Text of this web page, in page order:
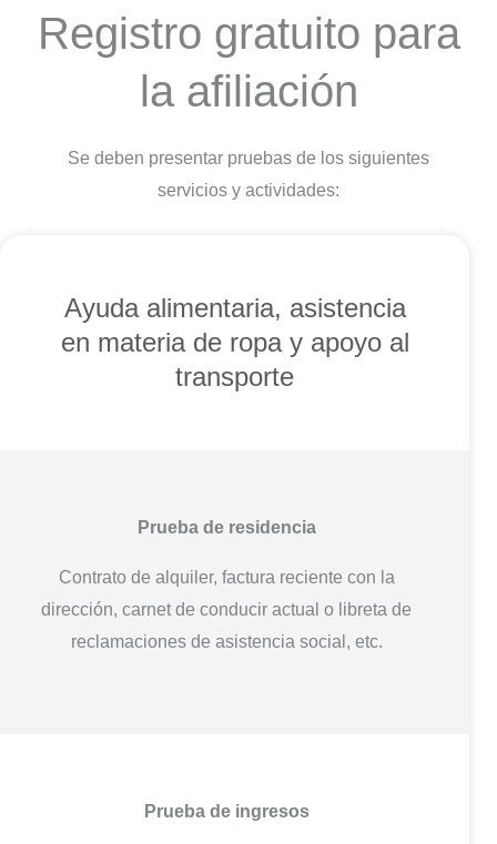
Registro gratuito para
la afiliación
Se deben presentar pruebas de los siguientes
servicios y actividades:
Ayuda alimentaria, asistencia
en materia de ropa y apoyo al
transporte
Prueba de residencia
Contrato de alquiler, factura reciente con la
dirección, carnet de conducir actual o libreta de
reclamaciones de asistencia social, etc.
Prueba de ingresos